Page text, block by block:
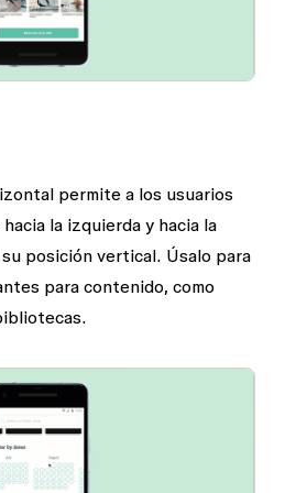
permite a los usuarios
la izquierda y hacia la
posición vertical. Úsalo para
para contenido, como